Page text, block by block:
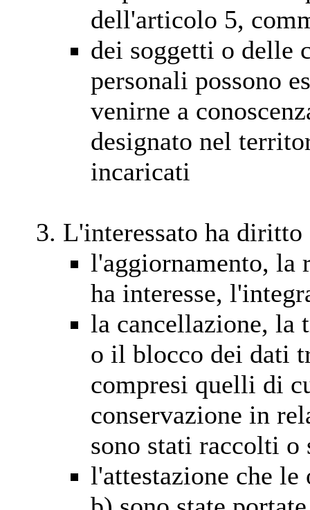
dell'articolo 5,
dei soggetti o delle
personali possono
venirne a
designato nel
incaricati
L'interessato ha diritto
l'aggiornamento, la
ha interesse,
la cancellazione, la
o il blocco dei dati
compresi quelli di
conservazione in
sono stati raccolti o
l'attestazione che